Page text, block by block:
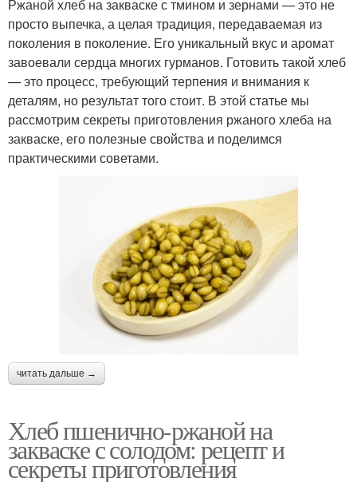
Ржаной хлеб на закваске с тмином и зернами — это не
просто выпечка, а целая традиция, передаваемая из
поколения в поколение. Его уникальный вкус и аромат
завоевали сердца многих гурманов. Готовить такой хлеб
— это процесс, требующий терпения и внимания к
деталям, но результат того стоит. В этой статье мы
рассмотрим секреты приготовления ржаного хлеба на
закваске, его полезные свойства и поделимся
практическими советами.
читать дальше →
Хлеб пшенично-ржаной на
закваске с солодом: рецепт и
секреты приготовления